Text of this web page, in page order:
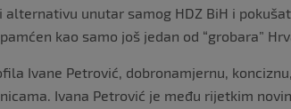
unutar samog HDZ BiH i
kao samo još jedan od “grobara”
Ivane Petrović, dobronamjernu,
Ivana Petrović je među rijetkim